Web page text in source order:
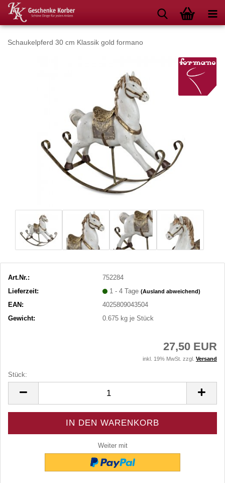
Schaukelpferd 30 cm Klassik gold formano
Art.Nr.:
752284
Lieferzeit:
1 - 4 Tage(Ausland abweichend)
EAN:
4025809043504
Gewicht:
0.675 kg je Stück
27,50 EUR
inkl. 19% MwSt. zzgl. Versand
Stück:
Weiter mit